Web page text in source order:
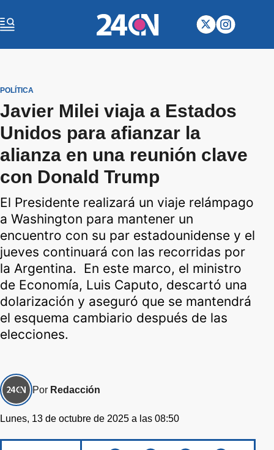
POLÍTICA
Javier Milei viaja a Estados
Unidos para afianzar la
alianza en una reunión clave
con Donald Trump
El Presidente realizará un viaje relámpago
a Washington para mantener un
encuentro con su par estadounidense y el
jueves continuará con las recorridas por
la Argentina. En este marco, el ministro
de Economía, Luis Caputo, descartó una
dolarización y aseguró que se mantendrá
el esquema cambiario después de las
elecciones.
Por Redacción
Lunes, 13 de octubre de 2025 a las 08:50